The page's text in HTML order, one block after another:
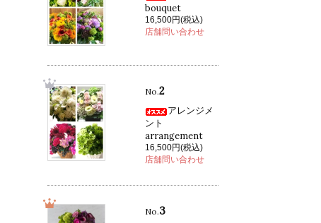
bouquet
16,500円(税込)
店舗問い合わせ
No.2
アレンジメ
ント
arrangement
16,500円(税込)
店舗問い合わせ
No.3